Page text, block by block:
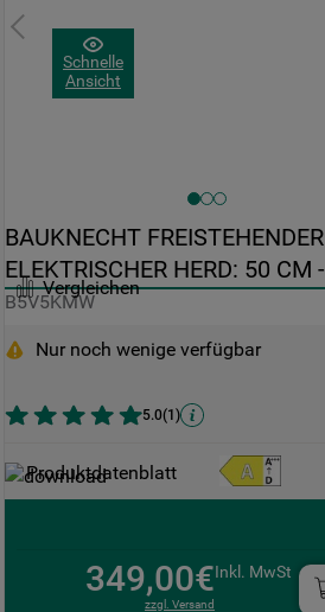
Schnelle
Ansicht
Vergleichen
BAUKNECHT FREISTEHENDER
ELEKTRISCHER HERD: 50 CM -
B5V5KMW
B5V5KMW
Nur noch wenige verfügbar
5.0(1 )
Produktdatenblatt
349,00€Inkl. MwSt
zzgl. Versand